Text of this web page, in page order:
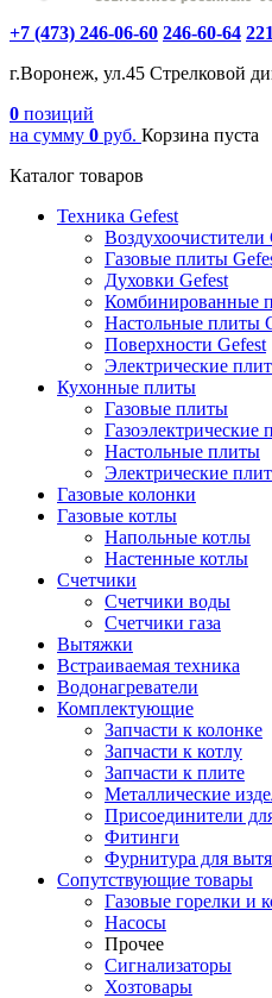
+7 (473) 246-06-60 246-60-64
г.Воронеж, ул.45 Стрелковой
0 позиций
на сумму 0 руб. Корзина пуста
Каталог товаров
Техника Gefest
Воздухоочистители
Газовые плиты
Духовки Gefest
Комбинированные
Настольные плиты
Поверхности Gefest
Электрические
Кухонные плиты
Газовые плиты
Газоэлектрические
Настольные плиты
Электрические
Газовые колонки
Газовые котлы
Напольные котлы
Настенные котлы
Счетчики
Счетчики воды
Счетчики газа
Вытяжки
Встраиваемая техника
Водонагреватели
Комплектующие
Запчасти к колонке
Запчасти к котлу
Запчасти к плите
Металлические
Присоединители
Фитинги
Фурнитура для
Сопутствующие товары
Газовые горелки и
Насосы
Прочее
Сигнализаторы
Хозтовары